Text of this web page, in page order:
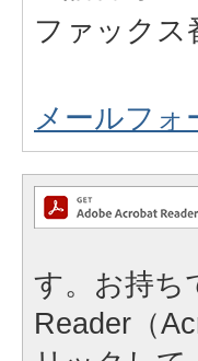
ファックス
メールフォ
す。お持ち
Reader（